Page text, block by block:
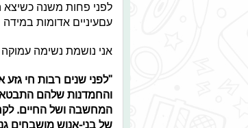
לפני פחות משנה כשיצא
עםעיניים אדומות
אני נושמת נשימה
"לפני שנים רבות חי
והחמדנות שלהם
המחשבה ושל החיים.
של בני-אנוש מושבחים